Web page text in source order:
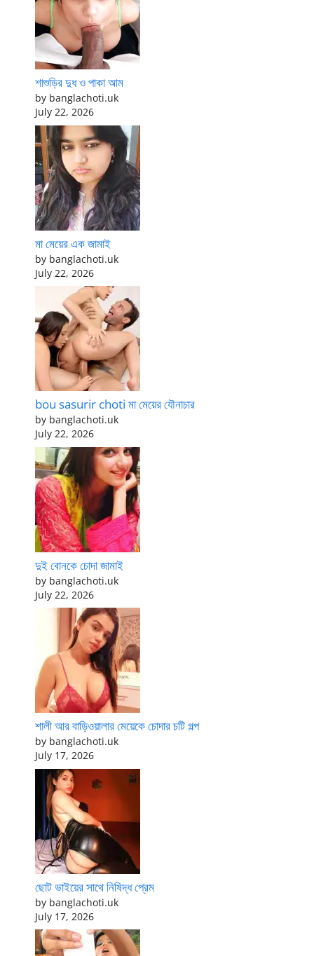
শাশুড়ির দুধ ও পাকা আম
by banglachoti.uk
July 22, 2026
মা মেয়ের এক জামাই
by banglachoti.uk
July 22, 2026
bou sasurir choti মা মেয়ের যৌনাচার
by banglachoti.uk
July 22, 2026
দুই বোনকে চোদা জামাই
by banglachoti.uk
July 22, 2026
শালী আর বাড়িওয়ালার মেয়েকে চোদার চটি গল্প
by banglachoti.uk
July 17, 2026
ছোট ভাইয়ের সাথে নিষিদ্ধ প্রেম
by banglachoti.uk
July 17, 2026